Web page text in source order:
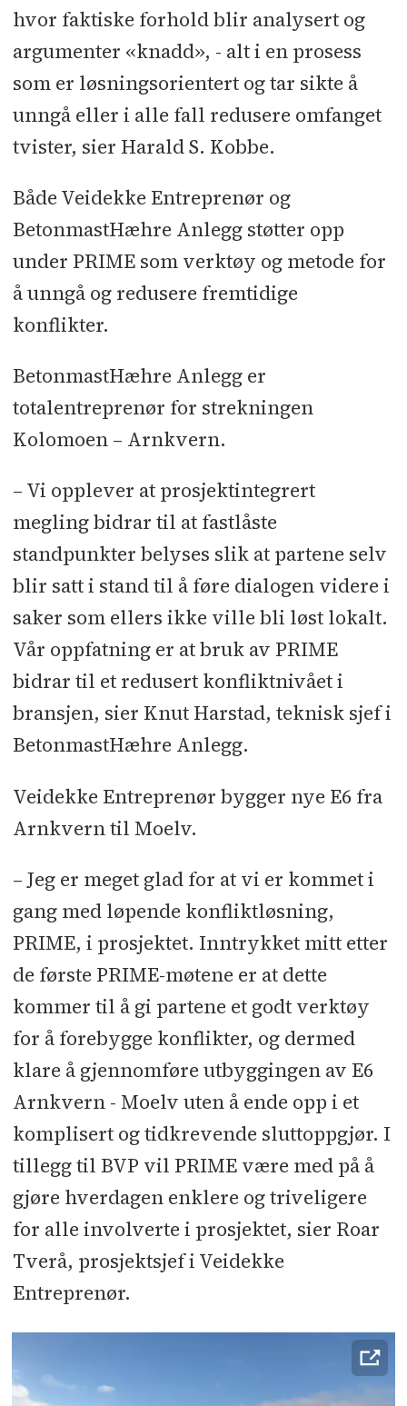
hvor faktiske forhold blir analysert og
argumenter «knadd», - alt i en prosess
som er løsningsorientert og tar sikte å
unngå eller i alle fall redusere omfanget
tvister, sier Harald S. Kobbe.
Både Veidekke Entreprenør og
BetonmastHæhre Anlegg støtter opp
under PRIME som verktøy og metode for
å unngå og redusere fremtidige
konflikter.
BetonmastHæhre Anlegg er
totalentreprenør for strekningen
Kolomoen – Arnkvern.
– Vi opplever at prosjektintegrert
megling bidrar til at fastlåste
standpunkter belyses slik at partene selv
blir satt i stand til å føre dialogen videre i
saker som ellers ikke ville bli løst lokalt.
Vår oppfatning er at bruk av PRIME
bidrar til et redusert konfliktnivået i
bransjen, sier Knut Harstad, teknisk sjef i
BetonmastHæhre Anlegg.
Veidekke Entreprenør bygger nye E6 fra
Arnkvern til Moelv.
– Jeg er meget glad for at vi er kommet i
gang med løpende konfliktløsning,
PRIME, i prosjektet. Inntrykket mitt etter
de første PRIME-møtene er at dette
kommer til å gi partene et godt verktøy
for å forebygge konflikter, og dermed
klare å gjennomføre utbyggingen av E6
Arnkvern - Moelv uten å ende opp i et
komplisert og tidkrevende sluttoppgjør. I
tillegg til BVP vil PRIME være med på å
gjøre hverdagen enklere og triveligere
for alle involverte i prosjektet, sier Roar
Tverå, prosjektsjef i Veidekke
Entreprenør.